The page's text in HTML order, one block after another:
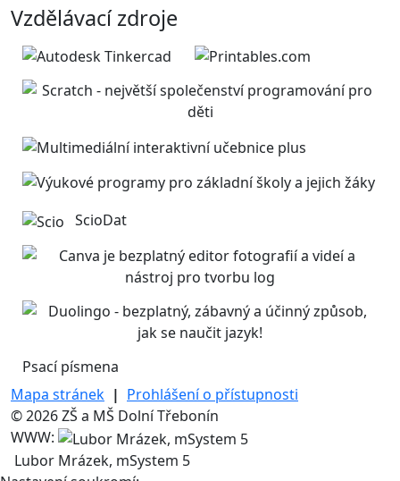
Vzdělávací zdroje
ScioDat
Psací písmena
Mapa stránek | Prohlášení o přístupnosti
© 2026 ZŠ a MŠ Dolní Třebonín
WWW:
Lubor Mrázek, mSystem 5